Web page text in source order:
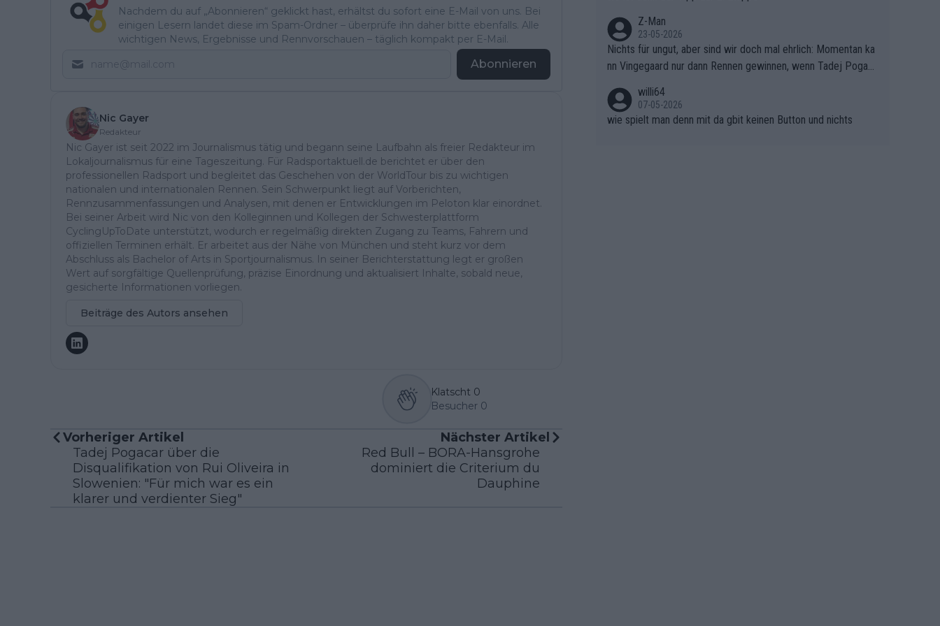
Nachdem du auf „Abonnieren“ geklickt hast, erhältst du sofort eine E-Mail von uns. Bei
einigen Lesern landet diese im Spam-Ordner – überprüfe ihn daher bitte ebenfalls. Alle
wichtigen News, Ergebnisse und Rennvorschauen – täglich kompakt per E-Mail.
Abonnieren
Nic Gayer
Redakteur
Nic Gayer ist seit 2022 im Journalismus tätig und begann seine Laufbahn als freier Redakteur im
Lokaljournalismus für eine Tageszeitung. Für Radsportaktuell.de berichtet er über den
professionellen Radsport und begleitet das Geschehen von der WorldTour bis zu wichtigen
nationalen und internationalen Rennen. Sein Schwerpunkt liegt auf Vorberichten,
Rennzusammenfassungen und Analysen, mit denen er Entwicklungen im Peloton klar einordnet.
Bei seiner Arbeit wird Nic von den Kolleginnen und Kollegen der Schwesterplattform
CyclingUpToDate unterstützt, wodurch er regelmäßig direkten Zugang zu Teams, Fahrern und
offiziellen Terminen erhält. Er arbeitet aus der Nähe von München und steht kurz vor dem
Abschluss als Bachelor of Arts in Sportjournalismus. In seiner Berichterstattung legt er großen
Wert auf sorgfältige Quellenprüfung, präzise Einordnung und aktualisiert Inhalte, sobald neue,
gesicherte Informationen vorliegen.
Beiträge des Autors ansehen
Klatscht 0
Besucher 0
Vorheriger Artikel
Tadej Pogacar über die
Disqualifikation von Rui Oliveira in
Slowenien: "Für mich war es ein
klarer und verdienter Sieg"
Nächster Artikel
Red Bull – BORA-Hansgrohe
dominiert die Criterium du
Dauphine
n man bei so einem harten Aufstieg einmal den Moment verpa
sst und der Konkurrentin die "zweite Luft" schenkt, ist der Sc
haden am Berg kaum noch zu reparieren.Vor uns liegt nun das
große Finale Richtung Nizza. Niewiadoma hat psychologisch O
berwasser, aber SD Worx und Vollering müssen jetzt All-In ge
hen. (gregmann)
Z-Man
23-05-2026
Nichts für ungut, aber sind wir doch mal ehrlich: Momentan ka
nn Vingegaard nur dann Rennen gewinnen, wenn Tadej Pogaca
willi64
07-05-2026
wie spielt man denn mit da gbit keinen Button und nichts